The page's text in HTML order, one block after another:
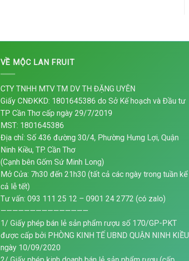
VỀ MỘC LAN FRUIT
CTY TNHH MTV TM DV TH ĐẶNG UYÊN
Giấy CNĐKKD: 1801645386 do Sở Kế hoạch và Đầu tư
TP Cần Thơ cấp ngày 29/7/2019
MST: 1801645386
Địa chỉ: Số 436 đường 30/4, Phường Hưng Lợi, Quận
Ninh Kiều, TP. Cần Thơ
(Cạnh bên Gốm Sứ Minh Long)
Mở Cửa: 7h30 đến 21h30 (tất cả các ngày trong tuần kể
cả lễ tết)
Tư vấn: 093 111 25 12 – 0901 24 2772 (có zalo)
———————————————
1/ Giấy phép bán lẻ sản phẩm rượu số 170/GP-PKT
được cấp bởi PHÒNG KINH TẾ UBND QUẬN NINH KIỀU
ngày 10/09/2020